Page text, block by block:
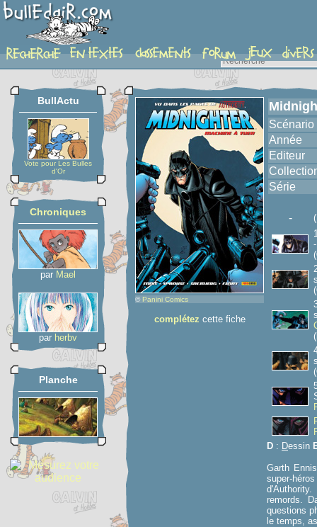
album
BullActu
Vote pour Les Bulles
d'Or
Chroniques
par Mael
par herbv
Planche
© Panini Comics
complétez cette fiche
Scénario
Année
Editeur
Série
-
(
(
(
(
D : Dessin
Garth
super-
remords.
questions
le temps,